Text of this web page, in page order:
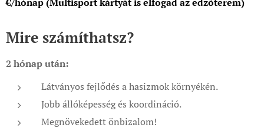
Mire számíthatsz?
2 hónap után:
Látványos fejlődés a hasizmok környékén.
Jobb állóképesség és koordináció.
Megnövekedett önbizalom!